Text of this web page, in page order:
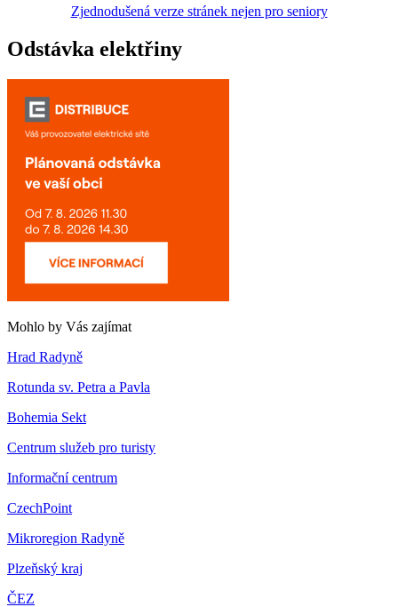
Zjednodušená verze stránek nejen pro seniory
Odstávka elektřiny
Mohlo by Vás zajímat
Hrad Radyně
Rotunda sv. Petra a Pavla
Bohemia Sekt
Centrum služeb pro turisty
Informační centrum
CzechPoint
Mikroregion Radyně
Plzeňský kraj
ČEZ